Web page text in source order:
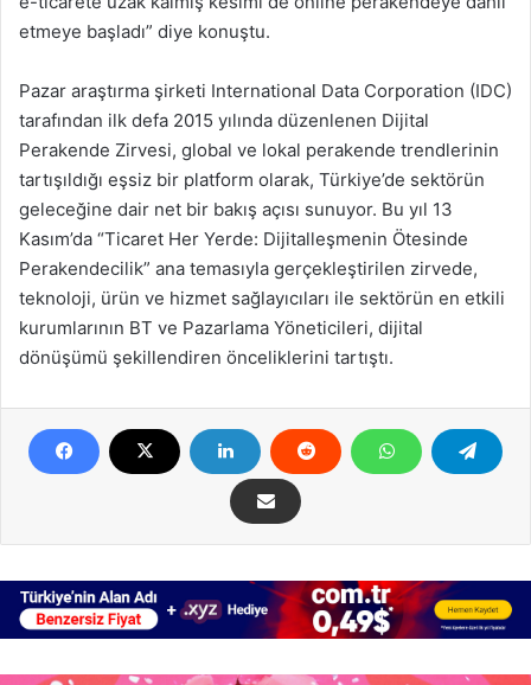
etmeye başladı” diye konuştu.
Pazar araştırma şirketi International Data Corporation (IDC)
tarafından ilk defa 2015 yılında düzenlenen Dijital
Perakende Zirvesi, global ve lokal perakende trendlerinin
tartışıldığı eşsiz bir platform olarak, Türkiye’de sektörün
geleceğine dair net bir bakış açısı sunuyor. Bu yıl 13
Kasım’da “Ticaret Her Yerde: Dijitalleşmenin Ötesinde
Perakendecilik” ana temasıyla gerçekleştirilen zirvede,
teknoloji, ürün ve hizmet sağlayıcıları ile sektörün en etkili
kurumlarının BT ve Pazarlama Yöneticileri, dijital
dönüşümü şekillendiren önceliklerini tartıştı.